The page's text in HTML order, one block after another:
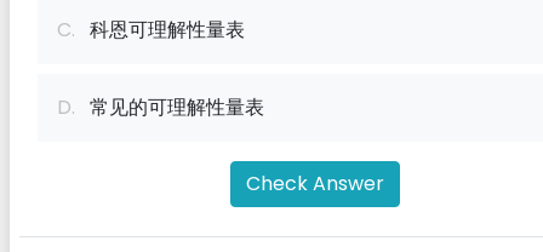
C. 科恩可理解性量表
D. 常见的可理解性量表
Check Answer